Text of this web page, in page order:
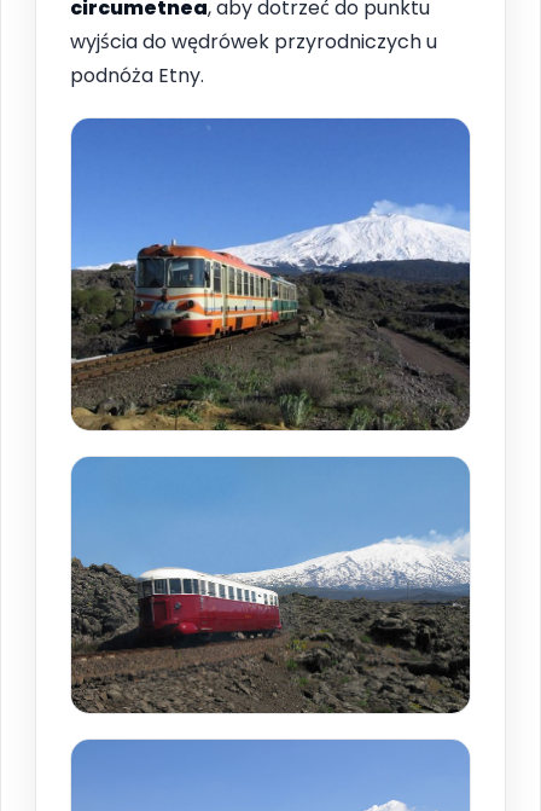
circumetnea, aby dotrzeć do punktu
wyjścia do wędrówek przyrodniczych u
podnóża Etny.